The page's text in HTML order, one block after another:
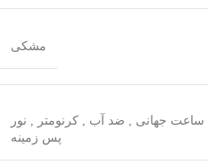
مشکی
ساعت جهانی , ضد آب , کرنومتر , نور
پس زمینه